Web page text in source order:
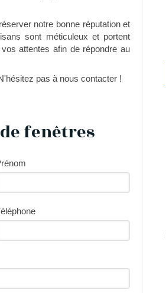
notre bonne réputation et
sont méticuleux et portent
attentes afin de répondre au
pas à nous contacter !
fenêtres